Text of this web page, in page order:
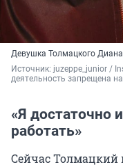
Девушка Толмацкого Диана
Источник: juzeppe_junior /
деятельность запрещена
«Я достаточно
работать»
Сейчас Толмацкий